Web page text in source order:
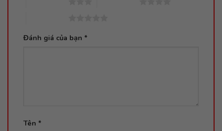
Đánh giá của bạn *
Tên *